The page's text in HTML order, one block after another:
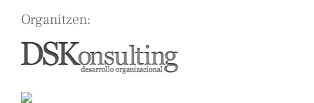
Organitzen: